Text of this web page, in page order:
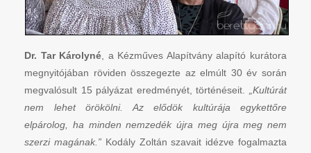
Dr. Tar Károlyné, a Kézműves Alapítvány alapító kurátora
megnyitójában röviden összegezte az elmúlt 30 év során
megvalósult 15 pályázat eredményét, történéseit. „Kultúrát
nem lehet örökölni. Az elődök kultúrája egykettőre
elpárolog, ha minden nemzedék újra meg újra meg nem
szerzi magának.”Kodály Zoltán szavait idézve fogalmazta